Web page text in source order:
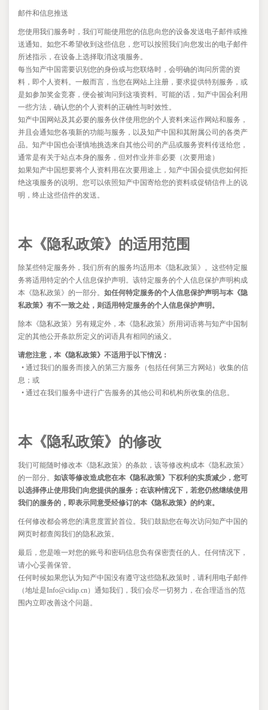
邮件和信息推送
您使用我们服务时，我们可能使用您的信息向您的设备发送电子邮件或推
送通知。如您不希望收到这些信息，您可以按照我们向您发出的电子邮件
所述指示，在设备上选择取消这项服务。
每当知产中国需要识别您的身份或与您联络时，会明确的询问所需的资
料，即个人资料。一般而言，当您在网站上注册，要求提供特别服务，或
是如参加奖金竞赛，便会被询问到这项资料。可能的话，知产中国会利用
一些方法，确认您的个人资料的正确性与时效性。
知产中国网站及其必要的服务伙伴使用您的个人资料来运作网站和服务，
并且会通知您各项新的功能与服务，以及知产中国和其附属公司的各类产
品。知产中国也会谨慎地挑选来自其他公司的产品或服务资料传送给您，
通常是有关于站点本身的服务，但对作业并非必要（次要用途）
如果知产中国想要将个人资料用在次要用途上，知产中国会提供您如何拒
绝这项服务的说明。您可以依照知产中国寄给您的资料或促销信件上的说
明，终止这些信件的发送。
本《隐私政策》的适用范围
除某些特定服务外，我们所有的服务均适用本《隐私政策》。这些特定服
务将适用特定的个人信息保护声明。该特定服务的个人信息保护声明构成
本《隐私政策》的一部分。 如任何特定服务的个人信息保护声明与本《隐
私政策》有不一致之处，则适用特定服务的个人信息保护声明。
除本《隐私政策》另有规定外，本《隐私政策》所用词语将与知产中国制
定的其他公开条款所定义的词语具有相同的涵义。
请您注意，本《隐私政策》不适用于以下情况：
• 通过我们的服务而接入的第三方服务（包括任何第三方网站）收集的信
息；或
• 通过在我们服务中进行广告服务的其他公司和机构所收集的信息。
本《隐私政策》的修改
我们可能随时修改本《隐私政策》的条款，该等修改构成本《隐私政策》
的一部分。 如该等修改造成您在本《隐私政策》下权利的实质减少，您可
以选择停止使用我们向您提供的服务；在该种情况下，若您仍然继续使用
我们的服务的，即表示同意受经修订的本《隐私政策》的约束。
任何修改都会将您的满意度置於首位。我们鼓励您在每次访问知产中国的
网页时都查阅我们的隐私政策。
最后，您是唯一对您的账号和密码信息负有保密责任的人。任何情况下，
请小心妥善保管。
任何时候如果您认为知产中国没有遵守这些隐私政策时，请利用电子邮件
（地址是Info@cidip.cn） 通知我们， 我们会尽一切努力，在合理适当的范
围内立即改善这个问题。